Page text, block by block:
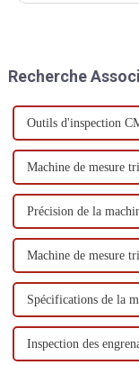
système de fabrication
grande...
Recherche
Outils d'inspection
Machine de mesure
Précision de la
Machine de mesure
Spécifications de la
Inspection des